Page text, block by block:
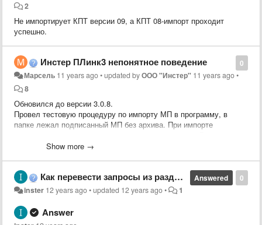
2
Не импортирует КПТ версии 09, а КПТ 08-импорт проходит
успешно.
0
Инстер ПЛинк3 непонятное поведение
Марсель 11 years ago•updated byООО "Инстер" 11 years ago•
8
Обновился до версии 3.0.8.
Провел тестовую процедуру по импорту МП в программу, в
папке лежал подписанный МП без архива. При импорте
папке "Исходящие ЗУ" заявка отсутствует. С чем это может
Ссылка на видео:https://dropmefiles.com/NXqRD
Show more →
0
Answered
Как перевести запросы из раздела "на проверке" в раздел "ожидают оплаты"?
inster 12 years ago•updated 12 years ago• 1
Answer